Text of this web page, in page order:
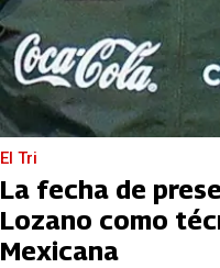
El Tri
La fecha de
Lozano como
Mexicana